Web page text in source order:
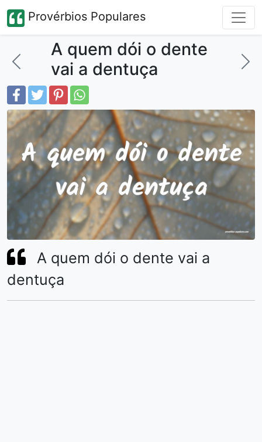
Provérbios Populares
A quem dói o dente
vai a dentuça
A quem dói o dente vai a
dentuça